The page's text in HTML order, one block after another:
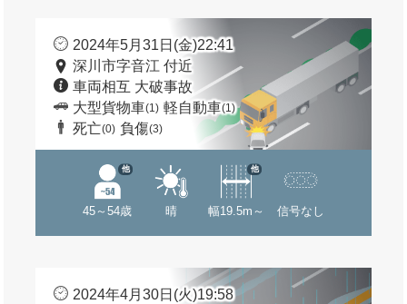
2024年5月31日(金)22:41
深川市字音江 付近
車両相互 大破事故
大型貨物車(1) 軽自動車(1)
死亡(0) 負傷(3)
45～54歳
他
晴 幅19.5m～
他
信号なし
2024年4月30日(火)19:58